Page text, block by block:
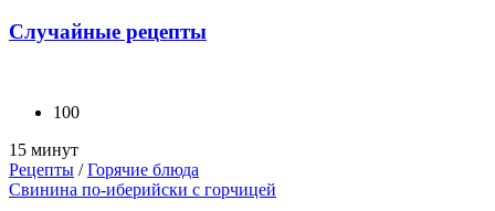
Случайные рецепты
100
15 минут
Рецепты /Горячие блюда
Свинина по-иберийски с горчицей